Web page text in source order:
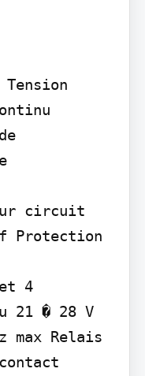
circuit
Protection
4
21 � 28 V
max Relais